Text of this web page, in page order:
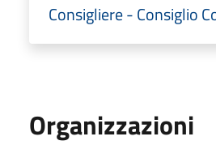
Consigliere - Consiglio
Organizzazioni